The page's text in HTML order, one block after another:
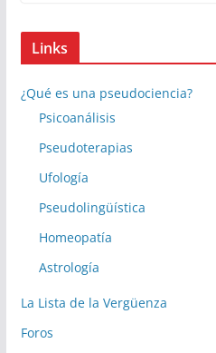
Links
¿Qué es una pseudociencia?
Psicoanálisis
Pseudoterapias
Ufología
Pseudolingüística
Homeopatía
Astrología
La Lista de la Vergüenza
Foros